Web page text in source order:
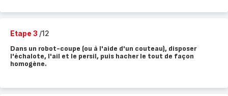
Etape 3 /12
Dans un robot-coupe (ou à l'aide d'un couteau), disposer
l'échalote, l'ail et le persil, puis hacher le tout de façon
homogène.